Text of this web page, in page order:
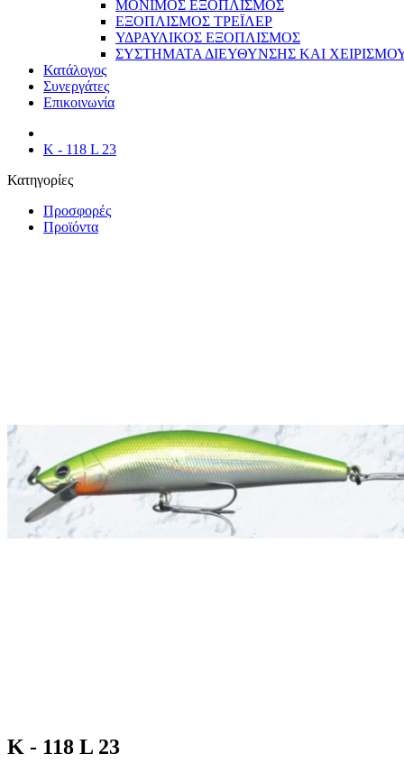
ΜΟΝΙΜΟΣ ΕΞΟΠΛΙΣΜΟΣ
ΕΞΟΠΛΙΣΜΟΣ ΤΡΕΪΛΕΡ
ΥΔΡΑΥΛΙΚΟΣ ΕΞΟΠΛΙΣΜΟΣ
ΣΥΣΤΗΜΑΤΑ ΔΙΕΥΘΥΝΣΗΣ ΚΑΙ
Κατάλογος
Συνεργάτες
Επικοινωνία
K - 118 L 23
Κατηγορίες
Προσφορές
Προϊόντα
K - 118 L 23